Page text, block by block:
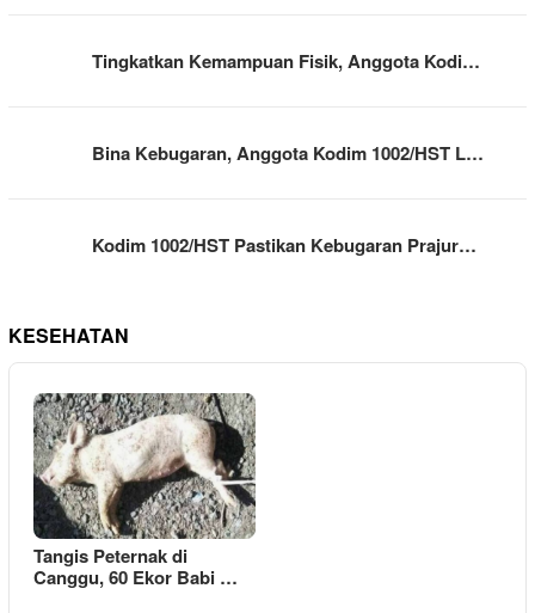
Tingkatkan Kemampuan Fisik, Anggota Kodi…
Bina Kebugaran, Anggota Kodim 1002/HST L…
Kodim 1002/HST Pastikan Kebugaran Prajur…
KESEHATAN
Tangis Peternak di
Canggu, 60 Ekor Babi …